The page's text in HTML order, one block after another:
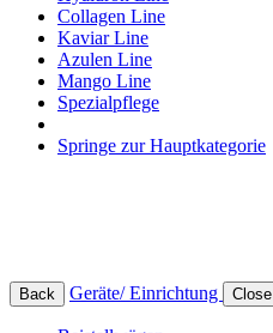
Collagen Line
Kaviar Line
Azulen Line
Mango Line
Spezialpflege
Springe zur Hauptkategorie
Back Geräte/ Einrichtung Close